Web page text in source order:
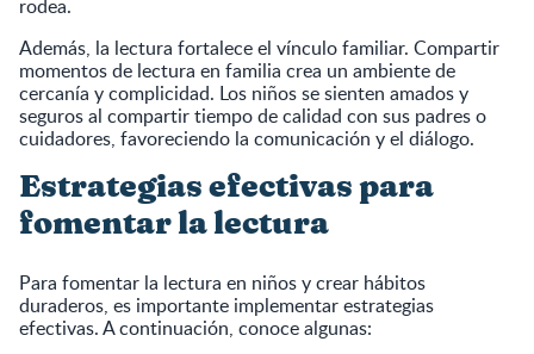
rodea.
Además, la lectura fortalece el vínculo familiar. Compartir
momentos de lectura en familia crea un ambiente de
cercanía y complicidad. Los niños se sienten amados y
seguros al compartir tiempo de calidad con sus padres o
cuidadores, favoreciendo la comunicación y el diálogo.
Estrategias efectivas para
fomentar la lectura
Para fomentar la lectura en niños y crear hábitos
duraderos, es importante implementar estrategias
efectivas. A continuación, conoce algunas: